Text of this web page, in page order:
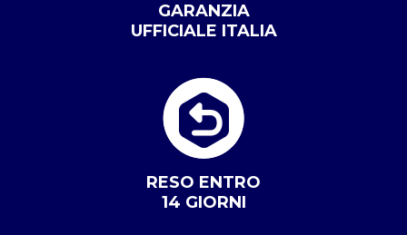
GARANZIA
UFFICIALE ITALIA
RESO ENTRO
14 GIORNI